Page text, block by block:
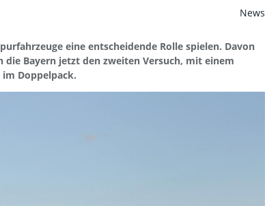
News
eine entscheidende Rolle spielen. Davon
Bayern jetzt den zweiten Versuch, mit einem
Doppelpack.